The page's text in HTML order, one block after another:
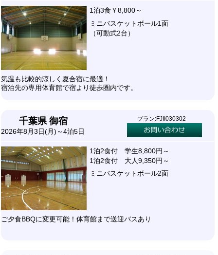
1泊3食￥8,800～
ミニバスケットボール1面
（可動式2台）
気温も比較的涼しく夏合宿に最適！
宿泊先の専用体育館で宿より徒歩圏内です。
千葉県 御宿
2026年8月3日(月)～4泊5日
プラン:FJII030302
1泊2食付 学生8,800円～
1泊2食付 大人9,350円～
ミニバスケットボール2面
ご夕食BBQに変更可能！体育館まで送迎バスあり